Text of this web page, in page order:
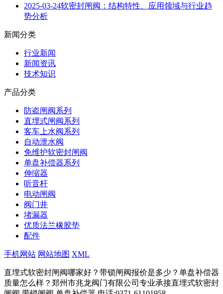
2025-03-24软密封闸阀：结构特性、应用领域与行业趋
势分析
新闻分类
行业新闻
新闻资讯
技术知识
产品分类
防盗闸阀系列
直埋式闸阀系列
客车上水阀系列
自动泄水阀
免维护软密封闸阀
单盘补偿器系列
伸缩器
听音杆
电动闸阀
阀门井
堵漏器
优质法兰橡胶垫
配件
手机网站 网站地图 XML
直埋式软密封闸阀哪家好？带锁闸阀报价是多少？单盘补偿器
质量怎么样？郑州市兆龙阀门有限公司专业承接直埋式软密封